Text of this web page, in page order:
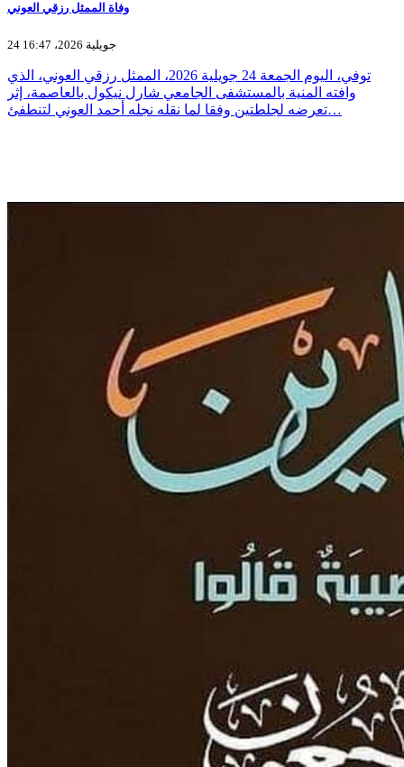
وفاة الممثل رزقي العوني
24 جويلية 2026، 16:47
توفي، اليوم الجمعة 24 جويلية 2026، الممثل رزقي العوني، الذي
وافته المنية بالمستشفى الجامعي شارل نيكول بالعاصمة، إثر
تعرضه لجلطتين وفقا لما نقله نجله أحمد العوني لتنطفئ…